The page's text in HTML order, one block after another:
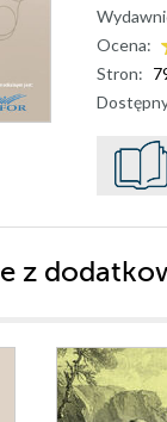
Ocena:
Stron:
z